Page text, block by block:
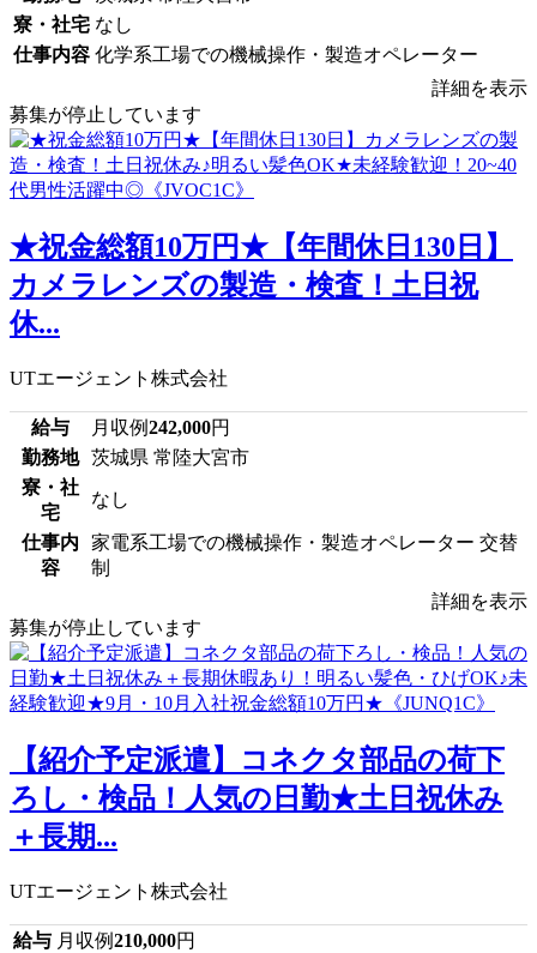
寮・社宅 なし
仕事内容 化学系工場での機械操作・製造オペレーター
詳細を表示
募集が停止しています
★祝金総額10万円★【年間休日130日】
カメラレンズの製造・検査！土日祝
休...
UTエージェント株式会社
給与 月収例242,000円
勤務地
茨城県 常陸大宮市
寮・社
宅
なし
仕事内
容
家電系工場での機械操作・製造オペレーター 交替
制
詳細を表示
募集が停止しています
【紹介予定派遣】コネクタ部品の荷下
ろし・検品！人気の日勤★土日祝休み
＋長期...
UTエージェント株式会社
給与 月収例210,000円